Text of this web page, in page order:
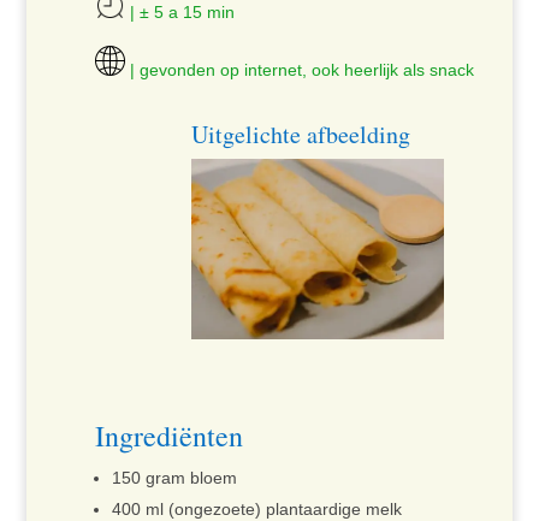
| ± 5 a 15 min
| gevonden op internet, ook heerlijk als snack
Uitgelichte afbeelding
Ingrediënten
150 gram bloem
400 ml (ongezoete) plantaardige melk